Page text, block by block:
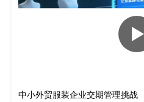
中小外贸服装企业交期管理挑战